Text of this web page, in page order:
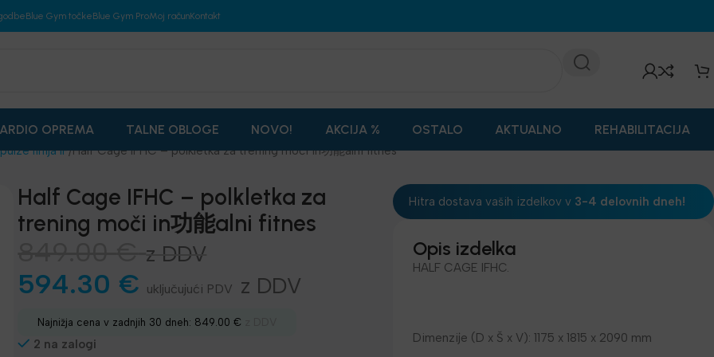
Blue Gym točkeBlue Gym ProMoj računKontakt
OPREMA TALNE OBLOGE NOVO! AKCIJA % OSTALO AKTUALNO REHABILITACIJA
linija IF Half Cage IFHC – polkletka za trening moči in功能alni fitnes
Half Cage IFHC – polkletka za
trening moči in功能alni fitnes
z DDV
594.30 € z DDV
Najnižja cena v zadnjih 30 dneh: 849.00€
2 na zalogi
Hitra dostava vaših izdelkov v 3-4 delovnih dneh!
Opis izdelka
HALF CAGE IFHC.
Dimenzije (D x Š x V): 1175 x 1815 x 2090 mm